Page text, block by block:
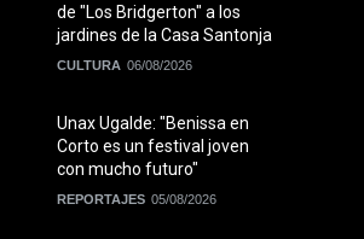
de "Los Bridgerton" a los
jardines de la Casa Santonja
CULTURA 06/08/2026
Unax Ugalde: "Benissa en
Corto es un festival joven
con mucho futuro"
REPORTAJES 05/08/2026